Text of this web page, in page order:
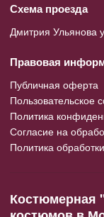
Схема проезда
Дмитрия Ульянова
Правовая
Публичная оферта
Пользовательское
Политика
Согласие на
Политика
Костюмерная